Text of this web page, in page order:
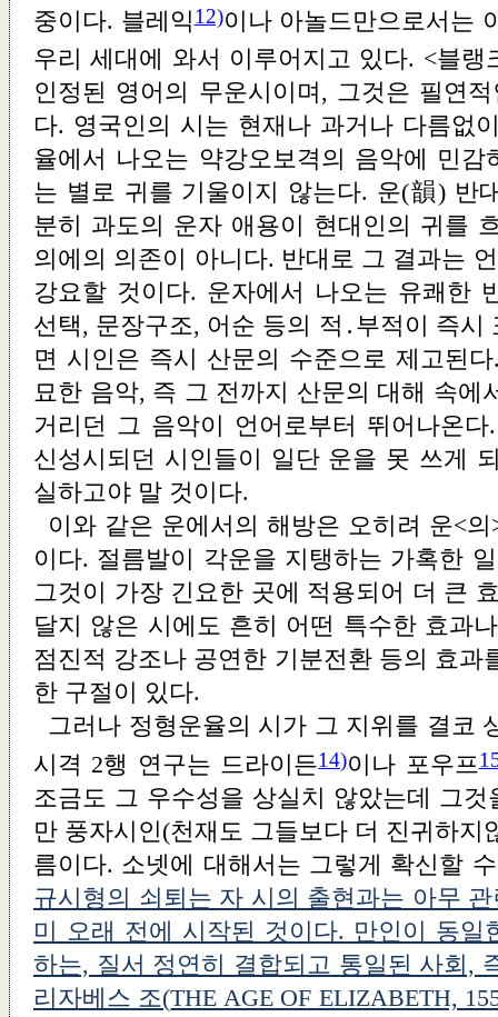
중이다. 블레익12)이나 아놀드만으로서는
우리 세대에 와서 이루어지고 있다. <블랭
인정된 영어의 무운시이며, 그것은 필연
다. 영국인의 시는 현재나 과거나 다름없
율에서 나오는 약강오보격의 음악에 민감
는 별로 귀를 기울이지 않는다. 운(韻) 반
분히 과도의 운자 애용이 현대인의 귀를
의에의 의존이 아니다. 반대로 그 결과는
강요할 것이다. 운자에서 나오는 유쾌한
선택, 문장구조, 어순 등의 적․부적이 즉시
면 시인은 즉시 산문의 수준으로 제고된
묘한 음악, 즉 그 전까지 산문의 대해 속에
거리던 그 음악이 언어로부터 뛰어나온
신성시되던 시인들이 일단 운을 못 쓰게
실하고야 말 것이다.
이와 같은 운에서의 해방은 오히려 운<
이다. 절름발이 각운을 지탱하는 가혹한
그것이 가장 긴요한 곳에 적용되어 더 큰
달지 않은 시에도 흔히 어떤 특수한 효과
점진적 강조나 공연한 기분전환 등의 효과
한 구절이 있다.
그러나 정형운율의 시가 그 지위를 결코
시격 2행 연구는 드라이든14)이나 포우프
조금도 그 우수성을 상실치 않았는데 그
만 풍자시인(천재도 그들보다 더 진귀하지
름이다. 소넷에 대해서는 그렇게 확신할
규시형의 쇠퇴는 자 시의 출현과는 아무
미 오래 전에 시작된 것이다. 만인이 동일
하는, 질서 정연히 결합되고 통일된 사회,
리자베스 조(THE AGE OF ELIZABETH,